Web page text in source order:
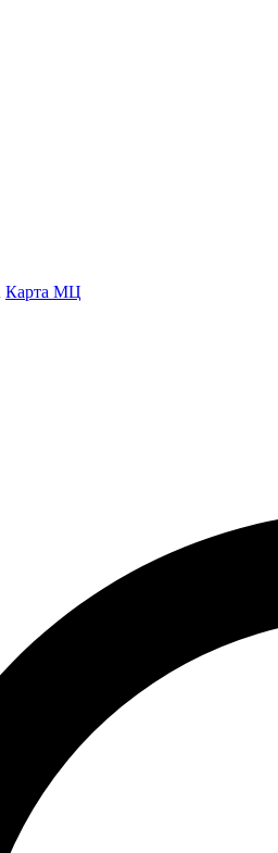
Карта МЦ